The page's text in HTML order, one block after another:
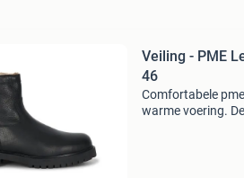
Veiling - PME
46
Comfortabele
warme voering.